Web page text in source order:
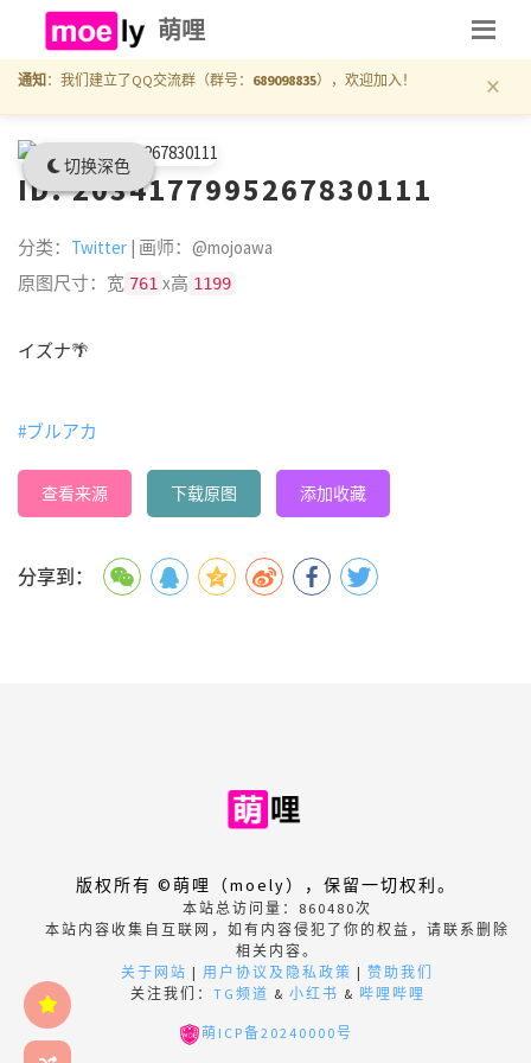
切换深色
萌哩
通知 ：我们建立了QQ交流群（群号： 689098835），欢迎加入！ ×
ID: 2034177995267830111
分类： Twitter | 画师：@mojoawa
原图尺寸：宽 761 x高 1199
イズナ🌴
#ブルアカ
查看来源 下载原图 添加收藏
分享到：
版权所有 ©萌哩（moely），保留一切权利。
本站总访问量： 860480次
本站内容收集自互联网，如有内容侵犯了你的权益，请联系删除
相关内容。
关于网站 | 用户协议及隐私政策 | 赞助我们
关注我们： TG频道 & 小红书 & 哔哩哔哩
萌ICP备20240000号